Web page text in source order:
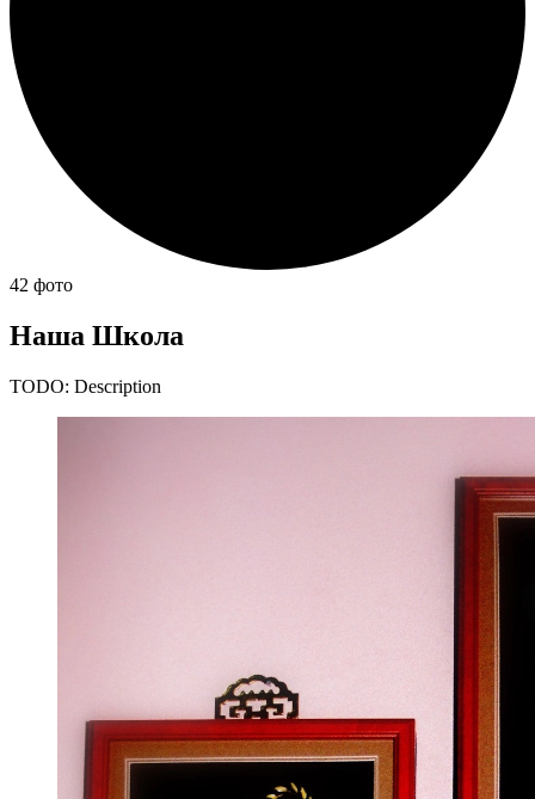
42 фото
Наша Школа
TODO: Description